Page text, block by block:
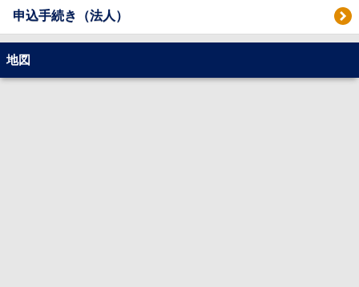
申込手続き（法人）
地図